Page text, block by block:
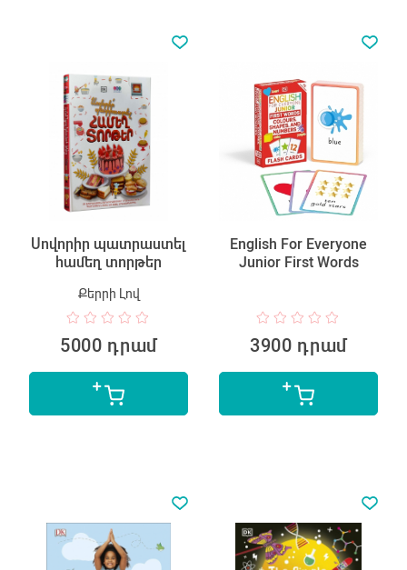
Սովորիր պատրաստել
համեղ տորթեր
Քերրի Լով
5000 դրամ
English For Everyone
Junior First Words
3900 դրամ